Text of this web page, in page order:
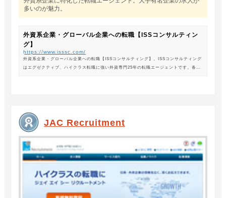
多いのが魅力。
外資系企業・グローバル企業への転職【ISSコンサルティン
グ】
https://www.isssc.com/
外資系企業・グローバル企業への転職【ISSコンサルティング】。ISSコンサルティング
はエグゼクティブ、ハイクラス転職に強い外資専門25年の転職エージェントです。各業
JAC Recruitment